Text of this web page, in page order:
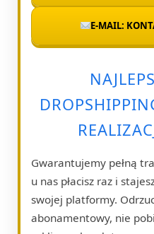
E-MAIL:
Gwarantujemy pełną
u nas płacisz raz i
swojej platformy.
abonamentowy, nie